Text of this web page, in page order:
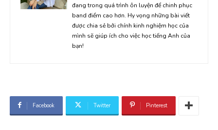
đang trong quá trình ôn luyện để chinh phục
band điểm cao hơn. Hy vọng những bài viết
được chia sẻ bởi chính kinh nghiệm học của
mình sẽ giúp ích cho việc học tiếng Anh của
bạn!
Facebook Twitter Pinterest